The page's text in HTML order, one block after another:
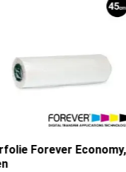
Forever